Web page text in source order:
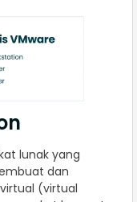
lunak yang
dan
(virtual